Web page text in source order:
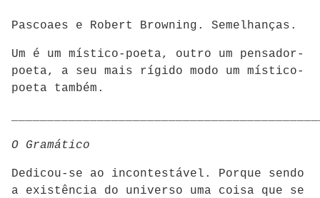
Pascoaes e Robert Browning. Semelhanças.
Um é um místico-poeta, outro um pensador-
poeta, a seu mais rígido modo um místico-
poeta também.
O Gramático
Dedicou-se ao incontestável. Porque sendo
a existência do universo uma coisa que se